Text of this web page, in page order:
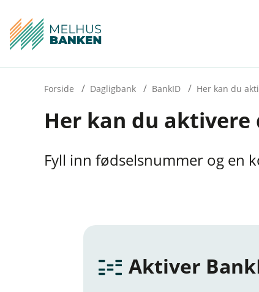
Forside Dagligbank BankID Her kan du
Her kan du aktivere
Fyll inn fødselsnummer og en
Aktiver